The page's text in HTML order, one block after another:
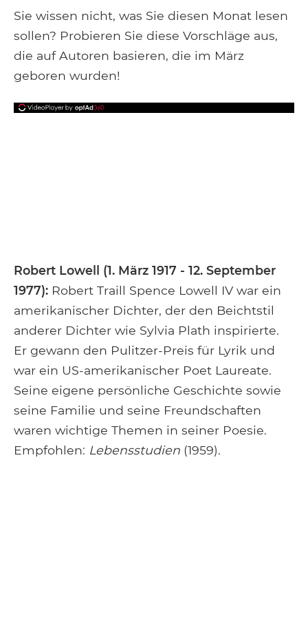
Facebook Google+Tumblr
Pocket
Sie wissen nicht, was Sie diesen Monat lesen
sollen? Probieren Sie diese Vorschläge aus,
die auf Autoren basieren, die im März
geboren wurden!
Robert Lowel
l (1. März 1917 - 12. September
1977): Robert Traill Spence Lowell IV war ein
amerikanischer Dichter, der den Beichtstil
anderer Dichter wie Sylvia Plath inspirierte.
Er gewann den Pulitzer-Preis für Lyrik und
war ein US-amerikanischer Poet Laureate.
Seine eigene persönliche Geschichte sowie
seine Familie und seine Freundschaften
waren wichtige Themen in seiner Poesie.
Empfohlen: Lebensstudien (1959).